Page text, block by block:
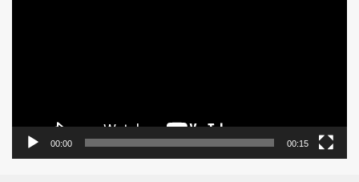
00:00 00:15